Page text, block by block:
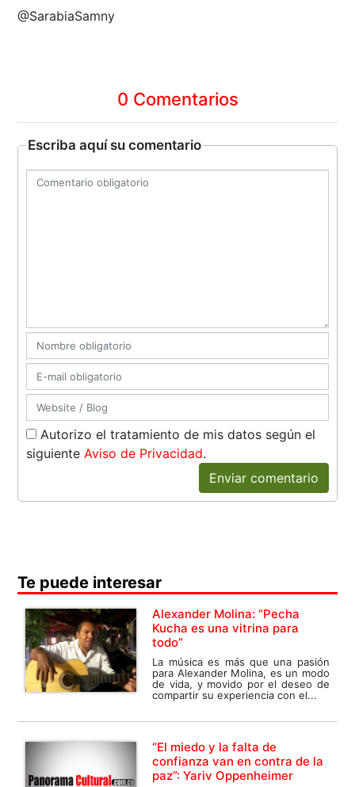
@SarabiaSamny
0 Comentarios
Escriba aquí su comentario
Autorizo el tratamiento de mis datos según el
siguiente Aviso de Privacidad.
Enviar comentario
Te puede interesar
Alexander Molina: “Pecha
Kucha es una vitrina para
todo”
La música es más que una pasión
para Alexander Molina, es un modo
de vida, y movido por el deseo de
compartir su experiencia con el...
“El miedo y la falta de
confianza van en contra de la
paz”: Yariv Oppenheimer